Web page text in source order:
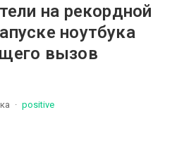
на рекордной
ноутбука
вызов
positive